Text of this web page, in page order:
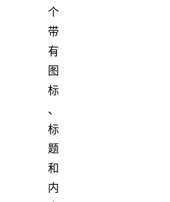
个
带
有
图
标
、
标
题
和
内